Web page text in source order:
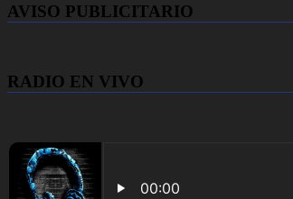
AVISO PUBLICITARIO
RADIO EN VIVO